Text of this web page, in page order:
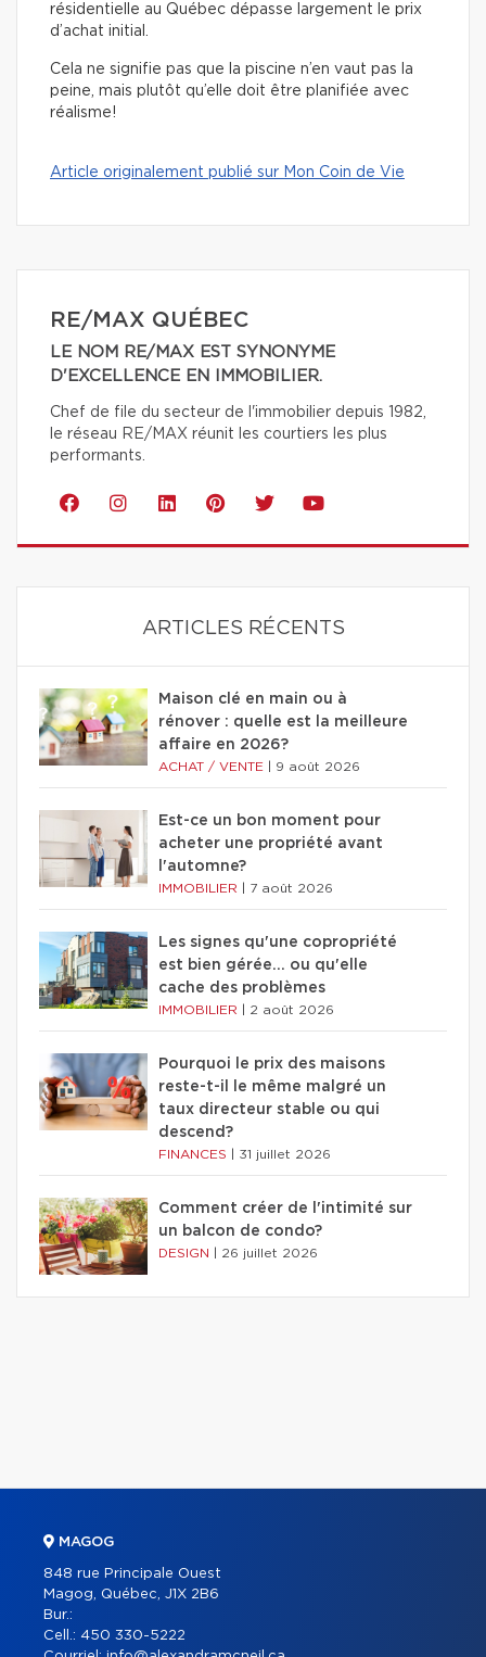
résidentielle au Québec dépasse largement le prix
d’achat initial.
Cela ne signifie pas que la piscine n’en vaut pas la
peine, mais plutôt qu’elle doit être planifiée avec
réalisme!
Article originalement publié sur Mon Coin de Vie
RE/MAX QUÉBEC
LE NOM RE/MAX EST SYNONYME
D'EXCELLENCE EN IMMOBILIER.
Chef de file du secteur de l'immobilier depuis 1982,
le réseau RE/MAX réunit les courtiers les plus
performants.
ARTICLES RÉCENTS
Maison clé en main ou à
rénover : quelle est la meilleure
affaire en 2026?
ACHAT / VENTE 9 août 2026
Est-ce un bon moment pour
acheter une propriété avant
l'automne?
IMMOBILIER 7 août 2026
Les signes qu'une copropriété
est bien gérée… ou qu'elle
cache des problèmes
IMMOBILIER 2 août 2026
Pourquoi le prix des maisons
reste-t-il le même malgré un
taux directeur stable ou qui
descend?
FINANCES 31 juillet 2026
Comment créer de l'intimité sur
un balcon de condo?
DESIGN 26 juillet 2026
MAGOG
848 rue Principale Ouest
Magog, Québec, J1X 2B6
Bur.:
Cell.: 450 330-5222